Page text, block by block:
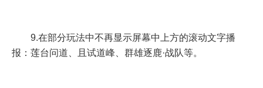
9.在部分玩法中不再显示屏幕中上方的滚动文字播
报：莲台问道、且试道峰、群雄逐鹿·战队等。